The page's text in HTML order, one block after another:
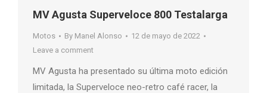
MV Agusta Superveloce 800 Testalarga
Motos By Manel Alonso
12 de mayo de 2022
Leave a comment
MV Agusta ha presentado su última moto edición
limitada, la Superveloce neo-retro café racer, la